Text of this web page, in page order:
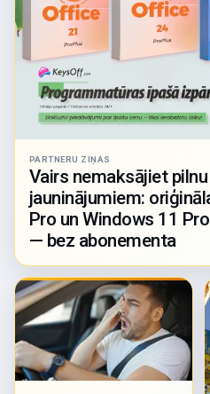
PARTNERU ZIŅAS
Vairs nemaksājiet pilnu
jauninājumiem:
Pro un Windows 11
— bez abonementa